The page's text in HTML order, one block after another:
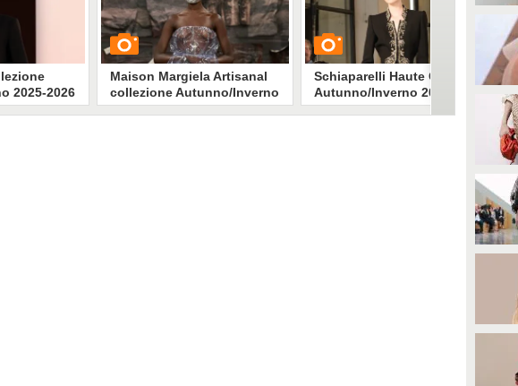
2025-2026
1954 • diStile e trend
Maison Margiela Artisanal
collezione Autunno/Inverno
2025-2026
15202• di Stile e trend
Schiaparelli Haute Couture
Autunno/Inverno 2025-2026